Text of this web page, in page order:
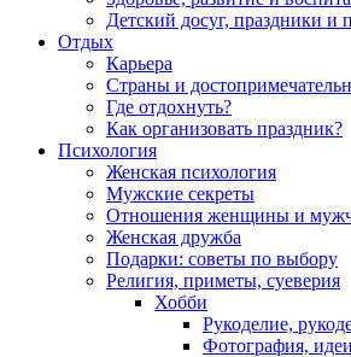
Детский досуг, праздники и
Отдых
Карьера
Страны и
Где отдохнуть?
Как организовать праздник?
Психология
Женская психология
Мужские секреты
Отношения женщины и
Женская дружба
Подарки: советы по выбору
Религия, приметы, суеверия
Хобби
Рукоделие,
Фотография,